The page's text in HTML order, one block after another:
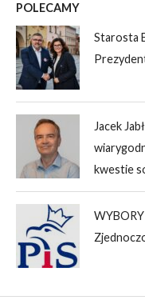
POLECAMY
Starosta
Jacek
kwestie